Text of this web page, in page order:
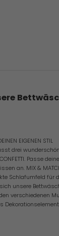
EIGENEN STIL
drei
CONFETTI. Passe
an. MIX &
Schlafumfeld für
unsere
verschiedenen